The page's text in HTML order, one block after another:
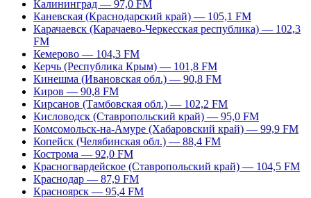
Калининград — 97,0 FM
Каневская (Краснодарский край) — 105,1 FM
Карачаевск (Карачаево-Черкесская республика) — 102,3
FM
Кемерово — 104,3 FM
Керчь (Республика Крым) — 101,8 FM
Кинешма (Ивановская обл.) — 90,8 FM
Киров — 90,8 FM
Кирсанов (Тамбовская обл.) — 102,2 FM
Кисловодск (Ставропольский край) — 95,0 FM
Комсомольск-на-Амуре (Хабаровский край) — 99,9 FM
Копейск (Челябинская обл.) — 88,4 FM
Кострома — 92,0 FM
Красногвардейское (Ставропольский край) — 104,5 FM
Краснодар — 87,9 FM
Красноярск — 95,4 FM